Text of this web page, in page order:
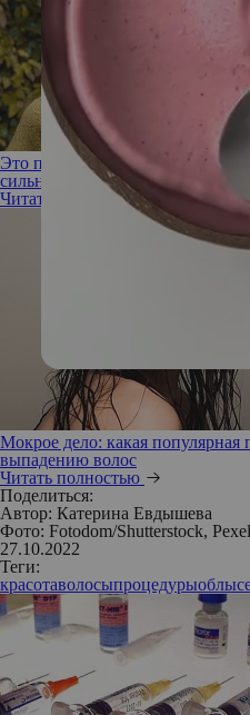
Это просто осень: почему в
сильнее и что с этим делать
Читать полностью
Мокрое дело: какая
выпадению волос
Читать полностью
Поделиться:
Автор: Катерина Евдышева
Фото: Fotodom/Shutterstock,
27.10.2022
Теги:
красотаволосыпроцедуры